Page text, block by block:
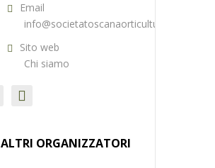
Email
info@societatoscanaorticultura.it
Sito web
Chi siamo
ALTRI ORGANIZZATORI